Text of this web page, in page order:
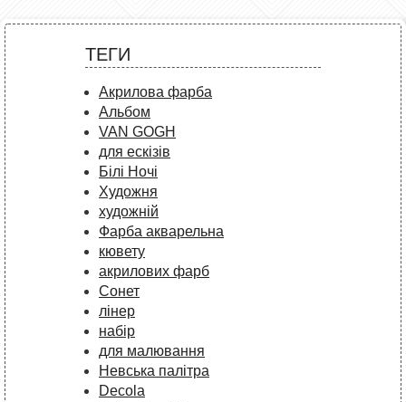
ТЕГИ
Акрилова фарба
Альбом
VAN GOGH
для ескізів
Білі Ночі
Художня
художній
Фарба акварельна
кювету
акрилових фарб
Сонет
лінер
набір
для малювання
Невська палітра
Decola